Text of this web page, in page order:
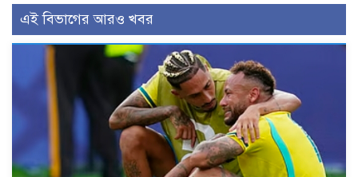
এই বিভাগের আরও খবর